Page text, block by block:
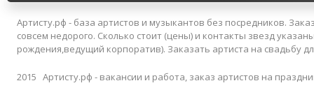
Артисту.рф - база артистов и музыкантов без посредников.
совсем недорого. Сколько стоит (цены) и контакты звезд
рождения,ведущий корпоратив). Заказать артиста на свадьбу
2015 Артисту.рф - вакансии и работа, заказ артистов на